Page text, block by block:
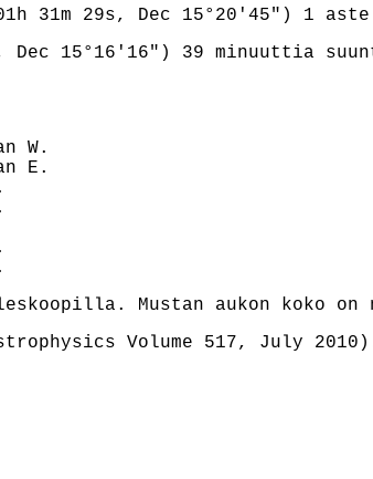
31m 29s, Dec 15°20'45") 1
Dec 15°16'16") 39 minuuttia
W.
E.
Mustan aukon koko on
Volume 517, July